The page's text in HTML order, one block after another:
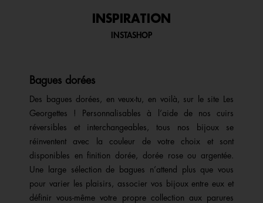
INSPIRATION
INSTASHOP
Bagues dorées
Des bagues dorées, en veux-tu, en voilà, sur le site Les
Georgettes ! Personnalisables à l’aide de nos cuirs
réversibles et interchangeables, tous nos bijoux se
réinventent avec la couleur de votre choix et sont
disponibles en finition dorée, dorée rose ou argentée.
Une large sélection de bagues n’attend plus que vous
pour varier les plaisirs, associer vos bijoux entre eux et
définir vous-même votre propre collection aux parures